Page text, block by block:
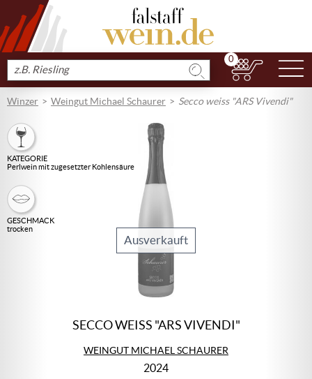
Produkt
suchen
0
Winzer Weingut Michael Schaurer Secco weiss "ARS Vivendi"
KATEGORIE
Perlwein mit zugesetzter Kohlensäure
GESCHMACK
trocken
Ausverkauft
SECCO WEISS "ARS VIVENDI"
WEINGUT MICHAEL SCHAURER
2024